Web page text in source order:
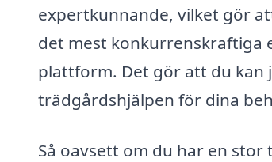
expertkunnande, vilket gör
det mest konkurrenskraftiga
plattform. Det gör att du kan
trädgårdshjälpen för dina
Så oavsett om du har en